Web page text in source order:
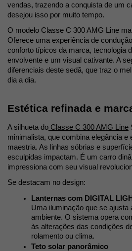
vendas, trazendo a conquista de um
desejou isso por muito tempo.
O modelo Classe C 300 AMG Line
Oferece uma experiência de
conforto típicos da marca, tecnologia
envolvente e um visual cativante. A
diferenciais deste sedã, que traz o
dia a dia.
Estética refinada e
A silhueta do Classe C 300 AMG Line
minimalista, que combina elegância e
maestria. As linhas sóbrias e
esculpidas impactam. É um carro
impressiona com seu visual
Se destacam no design:
Lanternas com DIGITAL
Uma iluminação que se ajusta
ambiente. O sistema opera
às alterações das condições
rolamento ou clima.
Teto solar panorâmico